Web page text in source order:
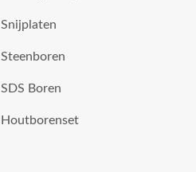
Snijplaten
Steenboren
SDS Boren
Houtborenset